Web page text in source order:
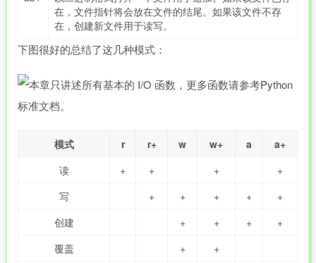
在，文件指针将会放在文件的结尾。如果该文件不存
在，创建新文件用于读写。
下图很好的总结了这几种模式：
模式 r r+ w w+ a
a+
读
+ + +
+
写
+ + + +
+
创建
+ + +
+
覆盖
+
+